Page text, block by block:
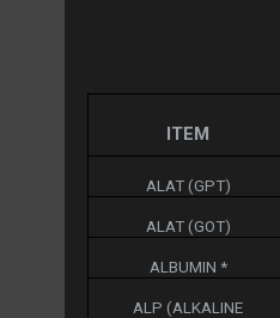
ITEM
ALAT (GPT)
ALAT (GOT)
ALBUMIN *
ALP (ALKALINE